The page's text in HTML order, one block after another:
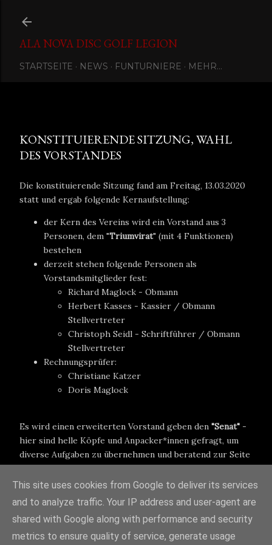
ALA NOVA DISC GOLF LEGION
STARTSEITE NEWS FUNTURNIERE MEHR…
KONSTITUIERENDE SITZUNG, WAHL
DES VORSTANDES
Die konstituierende Sitzung fand am Freitag, 13.03.2020
statt und ergab folgende Kernaufstellung:
der Kern des Vereins wird ein Vorstand aus 3
Personen, dem "Triumvirat" (mit 4 Funktionen)
bestehen
derzeit stehen folgende Personen als
Vorstandsmitglieder fest:
Richard Maglock - Obmann
Herbert Kasses - Kassier / Obmann
Stellvertreter
Christoph Seidl - Schriftführer / Obmann
Stellvertreter
Rechnungsprüfer:
Christiane Katzer
Doris Maglock
Es wird einen erweiterten Vorstand geben den "Senat" -
hier sind helle Köpfe und Anpacker*innen gefragt, um
diverse Aufgaben zu übernehmen und beratend zur Seite
zu stehen.
Möchtest du deine Mithilfe anbieten? Dann zögere nicht
alanova.discgolflegion@gmail.com
This site uses cookies from Google to deliver its services
and to analyze traffic. Your IP address and user-agent are
shared with Google along with performance and security
metrics to ensure quality of service, generate usage